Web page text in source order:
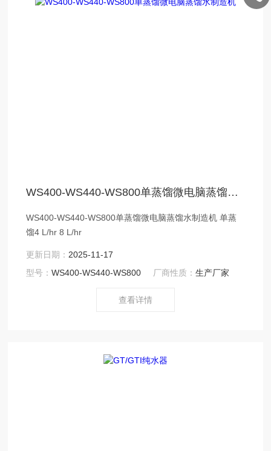
WS400-WS440-WS800单蒸馏微电脑蒸馏水制造机
WS400-WS440-WS800单蒸馏微电脑蒸馏水制造机 单蒸
馏4 L/hr 8 L/hr
更新日期： 2025-11-17
型号：WS400-WS440-WS800 厂商性质：生产厂家
查看详情